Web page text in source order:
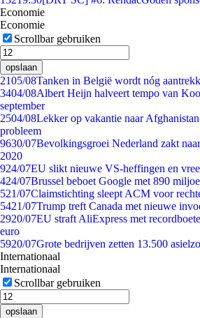
Economie
Economie
Scrollbar gebruiken
opslaan
2105/08Tanken in België wordt nóg
3404/08Albert Heijn halveert tempo van
september
2504/08Lekker op vakantie naar
probleem
9630/07Bevolkingsgroei Nederland zakt
2020
924/07EU slikt nieuwe VS-heffingen en
424/07Brussel beboet Google met 890
521/07Claimstichting sleept ACM voor
5421/07Trump treft Canada met nieuwe
2920/07EU straft AliExpress met
euro
5920/07Grote bedrijven zetten 13.500
Internationaal
Internationaal
Scrollbar gebruiken
opslaan